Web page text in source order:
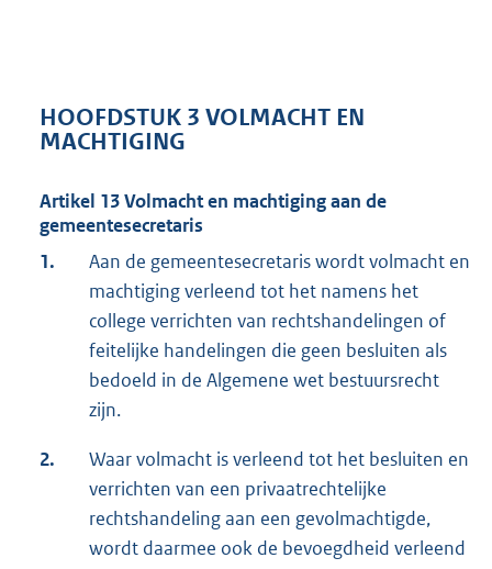
HOOFDSTUK 3 VOLMACHT EN
MACHTIGING
Artikel 13 Volmacht en machtiging aan de
gemeentesecretaris
1.
Aan de gemeentesecretaris wordt volmacht en
machtiging verleend tot het namens het
college verrichten van rechtshandelingen of
feitelijke handelingen die geen besluiten als
bedoeld in de Algemene wet bestuursrecht
zijn.
2.
Waar volmacht is verleend tot het besluiten en
verrichten van een privaatrechtelijke
rechtshandeling aan een gevolmachtigde,
wordt daarmee ook de bevoegdheid verleend